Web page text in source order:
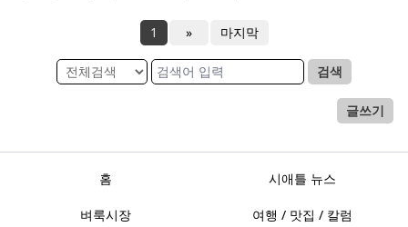
1 » 마지막
검색
글쓰기
홈 시애틀 뉴스
벼룩시장 여행 / 맛집 / 칼럼